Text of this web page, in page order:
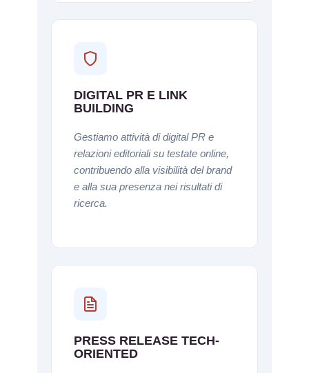
DIGITAL PR E LINK
BUILDING
Gestiamo attività di digital PR e
relazioni editoriali su testate online,
contribuendo alla visibilità del brand
e alla sua presenza nei risultati di
ricerca.
PRESS RELEASE TECH-
ORIENTED